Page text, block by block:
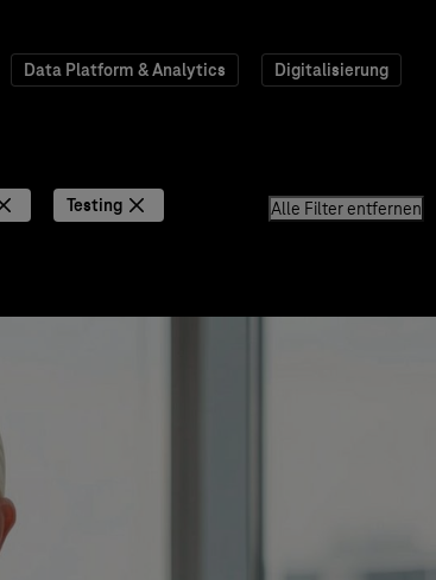
Data Platform & Analytics Digitalisierung
Testing Alle Filter entfernen